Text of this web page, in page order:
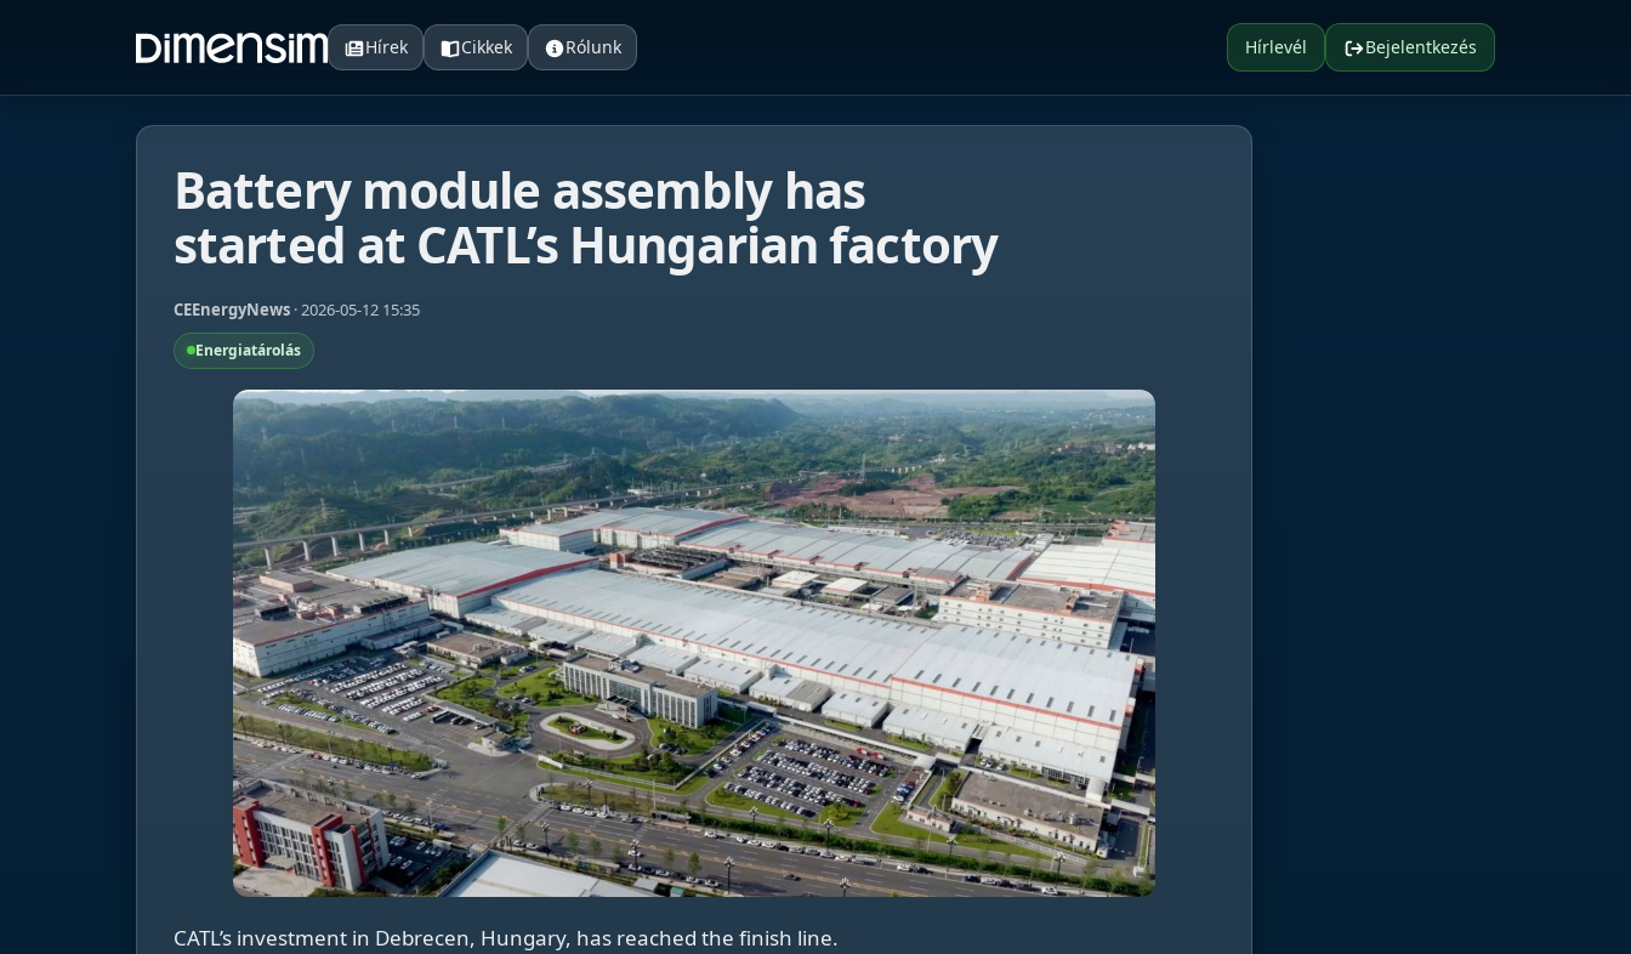
Hírlevél Bejelentkezés
Hírek Cikkek Rólunk
Battery module assembly has
started at CATL’s Hungarian factory
CEEnergyNews · 2026-05-12 15:35
Energiatárolás
CATL’s investment in Debrecen, Hungary, has reached the finish line.